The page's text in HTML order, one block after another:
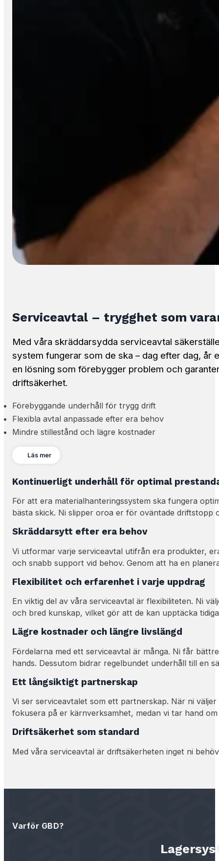
Serviceavtal – trygghet som
Med våra skräddarsydda serviceavtal
system fungerar som de ska – dag efter dag, år
en lösning som förebygger problem och
driftsäkerhet.
Förebyggande underhåll för trygg drift
Flexibla avtal anpassade efter era behov
Mindre stillestånd och lägre kostnader
Läs mer
Kontinuerligt underhåll för optimal
För att era materialhanteringssystem ska fungera
bästa skick. Ni slipper oroa er för oväntade driftstopp
Skräddarsytt efter era behov
Vi utformar varje serviceavtal utifrån era produkter,
och snabb support vid behov. Genom att ha en
Flexibilitet och erfarenhet i varje uppdrag
En viktig del av våra serviceavtal är flexibiliteten. Ni
och bred kunskap, vilket gör att de kan upptäcka
Lägre kostnader och längre livslängd
Fördelarna med ett serviceavtal är många. Ni får
hands. Dessutom bidrar regelbundet underhåll till en
Ett långsiktigt partnerskap
Vi ser serviceavtalet som ett partnerskap. När ni
fokusera på er kärnverksamhet, medan vi tar hand
Driftsäkerhet som standard
Med våra serviceavtal är driftsäkerheten inget ni
Varför GBD?